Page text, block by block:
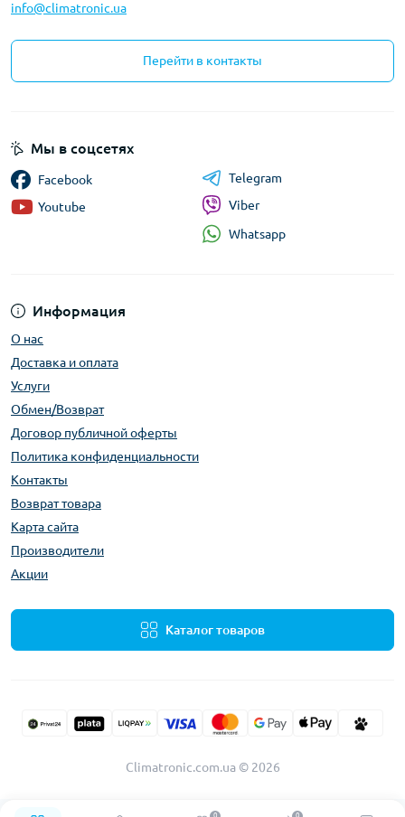
info@climatronic.ua
Перейти в контакты
Информация
О нас
Доставка и оплата
Услуги
Обмен/Возврат
Договор публичной оферты
Политика конфиденциальности
Контакты
Возврат товара
Карта сайта
Производители
Акции
Каталог товаров
Мы в соцсетях
Facebook
Youtube
Telegram
Viber
Whatsapp
Climatronic.com.ua © 2026